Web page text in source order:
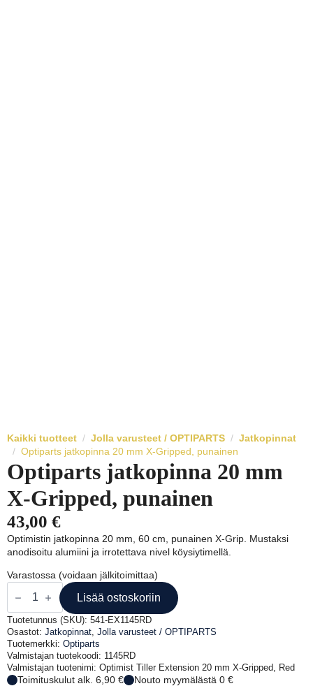
Kaikki tuotteet Jolla varusteet / OPTIPARTS
Jatkopinnat
Optiparts jatkopinna 20 mm X-Gripped, punainen
Optiparts jatkopinna 20 mm
X-Gripped, punainen
43,00 €
Optimistin jatkopinna 20 mm, 60 cm, punainen X-Grip. Mustaksi
anodisoitu alumiini ja irrotettava nivel köysiytimellä.
Varastossa (voidaan jälkitoimittaa)
Optiparts
jatkopinna
20
mm
X-
Gripped,
punainen
määrä
Lisää ostoskoriin
Tuotetunnus (SKU): 541-EX1145RD
Osastot: Jatkopinnat Jolla varusteet / OPTIPARTS
Tuotemerkki: Optiparts
Valmistajan tuotekoodi: 1145RD
Valmistajan tuotenimi: Optimist Tiller Extension 20 mm X-Gripped, Red
Toimituskulut alk. 6,90 €
Nouto myymälästä 0 €